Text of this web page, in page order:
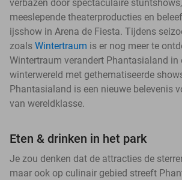
verbazen door spectaculaire
meeslepende theaterproducties en
ijsshow in Arena de Fiesta. Tijdens
zoals Wintertraum is er nog meer te
Wintertraum verandert Phantasialand in
winterwereld met gethematiseerde
Phantasialand is een nieuwe belevenis
van wereldklasse.
Eten & drinken in het park
Je zou denken dat de attracties de
maar ook op culinair gebied streeft